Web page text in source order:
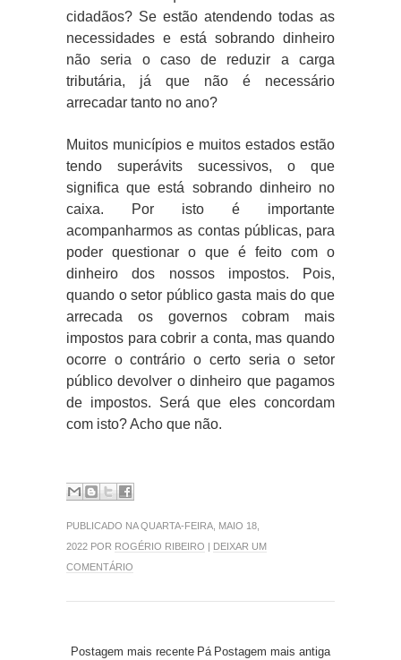
cidadãos? Se estão atendendo todas as
necessidades e está sobrando dinheiro
não seria o caso de reduzir a carga
tributária, já que não é necessário
arrecadar tanto no ano?
Muitos municípios e muitos estados estão
tendo superávits sucessivos, o que
significa que está sobrando dinheiro no
caixa. Por isto é importante
acompanharmos as contas públicas, para
poder questionar o que é feito com o
dinheiro dos nossos impostos. Pois,
quando o setor público gasta mais do que
arrecada os governos cobram mais
impostos para cobrir a conta, mas quando
ocorre o contrário o certo seria o setor
público devolver o dinheiro que pagamos
de impostos. Será que eles concordam
com isto? Acho que não.
PUBLICADO NA QUARTA-FEIRA, MAIO 18,
2022 POR ROGÉRIO RIBEIRO | DEIXAR UM
COMENTÁRIO
Postagem mais recente Postagem mais antiga
Pá